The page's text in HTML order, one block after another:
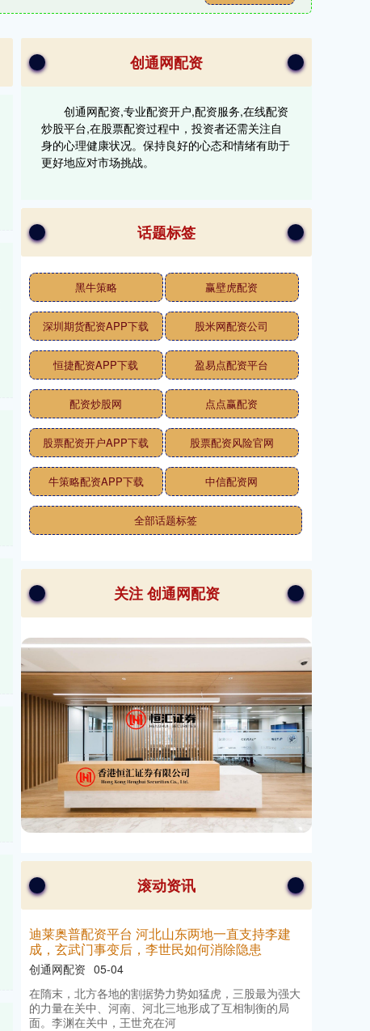
创通网配资
创通网配资,专业配资开户,配资服务,在线配资
炒股平台,在股票配资过程中，投资者还需关注自
身的心理健康状况。保持良好的心态和情绪有助于
更好地应对市场挑战。
话题标签
黑牛策略 赢壁虎配资
深圳期货配资APP下载 股米网配资公司
恒捷配资APP下载 盈易点配资平台
配资炒股网 点点赢配资
股票配资开户APP下载 股票配资风险官网
牛策略配资APP下载 中信配资网
全部话题标签
关注 创通网配资
滚动资讯
泰仓配资 法院力挺：51job案成“反DCF时代”标
志性判决
在线配资炒股平台
曾牵动中概股私有化市场的51job估值争议案近日落
锤，私有化估值异议者以惨败收场。 据悉，开曼群岛大
法院于2025年11